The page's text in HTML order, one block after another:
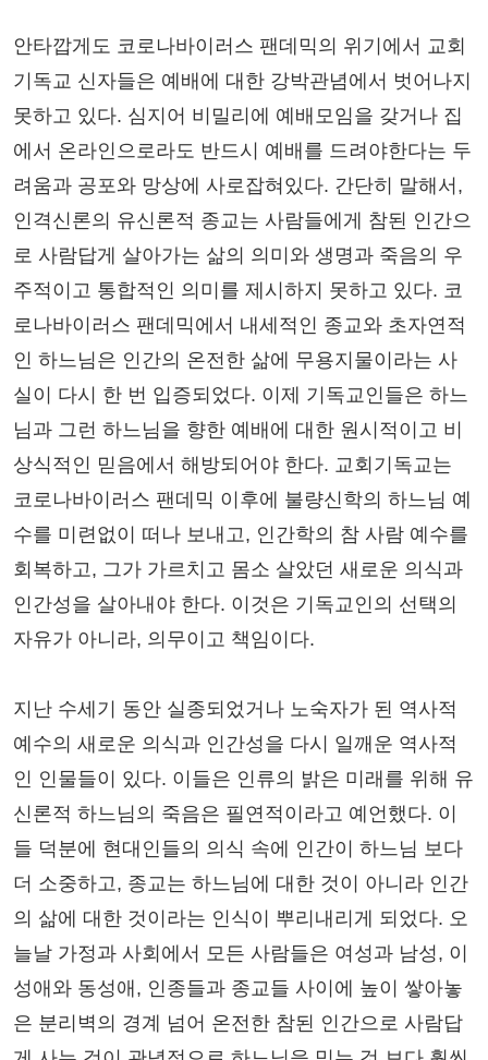
안타깝게도 코로나바이러스 팬데믹의 위기에서 교회
기독교 신자들은 예배에 대한 강박관념에서 벗어나지
못하고 있다. 심지어 비밀리에 예배모임을 갖거나 집
에서 온라인으로라도 반드시 예배를 드려야한다는 두
려움과 공포와 망상에 사로잡혀있다. 간단히 말해서,
인격신론의 유신론적 종교는 사람들에게 참된 인간으
로 사람답게 살아가는 삶의 의미와 생명과 죽음의 우
주적이고 통합적인 의미를 제시하지 못하고 있다. 코
로나바이러스 팬데믹에서 내세적인 종교와 초자연적
인 하느님은 인간의 온전한 삶에 무용지물이라는 사
실이 다시 한 번 입증되었다. 이제 기독교인들은 하느
님과 그런 하느님을 향한 예배에 대한 원시적이고 비
상식적인 믿음에서 해방되어야 한다. 교회기독교는
코로나바이러스 팬데믹 이후에 불량신학의 하느님 예
수를 미련없이 떠나 보내고, 인간학의 참 사람 예수를
회복하고, 그가 가르치고 몸소 살았던 새로운 의식과
인간성을 살아내야 한다. 이것은 기독교인의 선택의
자유가 아니라, 의무이고 책임이다.
지난 수세기 동안 실종되었거나 노숙자가 된 역사적
예수의 새로운 의식과 인간성을 다시 일깨운 역사적
인 인물들이 있다. 이들은 인류의 밝은 미래를 위해 유
신론적 하느님의 죽음은 필연적이라고 예언했다. 이
들 덕분에 현대인들의 의식 속에 인간이 하느님 보다
더 소중하고, 종교는 하느님에 대한 것이 아니라 인간
의 삶에 대한 것이라는 인식이 뿌리내리게 되었다. 오
늘날 가정과 사회에서 모든 사람들은 여성과 남성, 이
성애와 동성애, 인종들과 종교들 사이에 높이 쌓아놓
은 분리벽의 경계 넘어 온전한 참된 인간으로 사람답